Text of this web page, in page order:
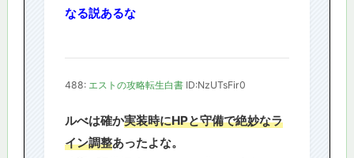
なる説あるな
488: エストの攻略転生白書 ID:NzUTsFir0
ルべは確か実装時にHPと守備で絶妙なラ
イン調整あったよな。